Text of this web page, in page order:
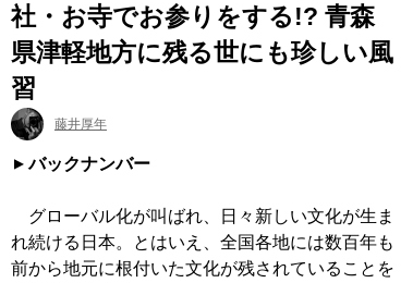
社・お寺でお参りをする!? 青森
県津軽地方に残る世にも珍しい風
習
藤井厚年
バックナンバー
グローバル化が叫ばれ、日々新しい文化が生ま
れ続ける日本。とはいえ、全国各地には数百年も
前から地元に根付いた文化が残されていることを